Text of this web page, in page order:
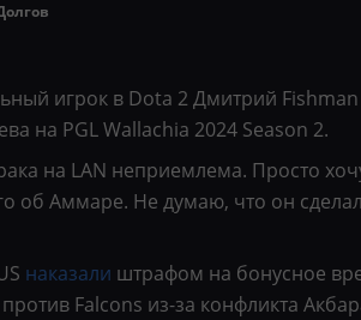
игрок в Dota 2 Дмитрий
на PGL Wallachia 2024 Season 2.
на LAN неприемлема. Просто
об Аммаре. Не думаю, что он
наказали штрафом на бонусное
Falcons из-за конфликта